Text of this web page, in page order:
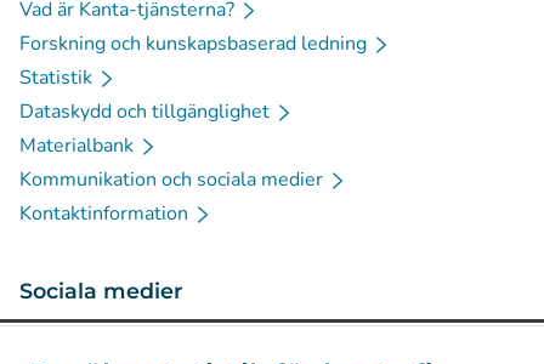
Vad är Kanta-tjänsterna?
Forskning och kunskapsbaserad ledning
Statistik
Dataskydd och tillgänglighet
Materialbank
Kommunikation och sociala medier
Kontaktinformation
Sociala medier